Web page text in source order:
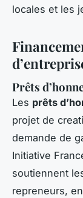
locales et les
Prêts
Les prêts
projet de
demande de
Initiative
soutiennent
repreneurs,